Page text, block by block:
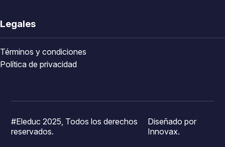
Legales
Términos y condiciones
Política de privacidad
#Eleduc 2025, Todos los derechos
reservados.
Diseñado por
Innovax.